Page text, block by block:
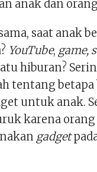
anak dan
saat anak
YouTube, game,
hiburan?
tentang
untuk anak.
karena
gadget